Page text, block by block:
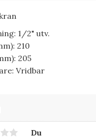
1/2" utv.
210
205
Vridbar
Du